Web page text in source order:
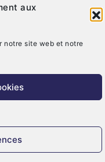
aux
notre site web et notre